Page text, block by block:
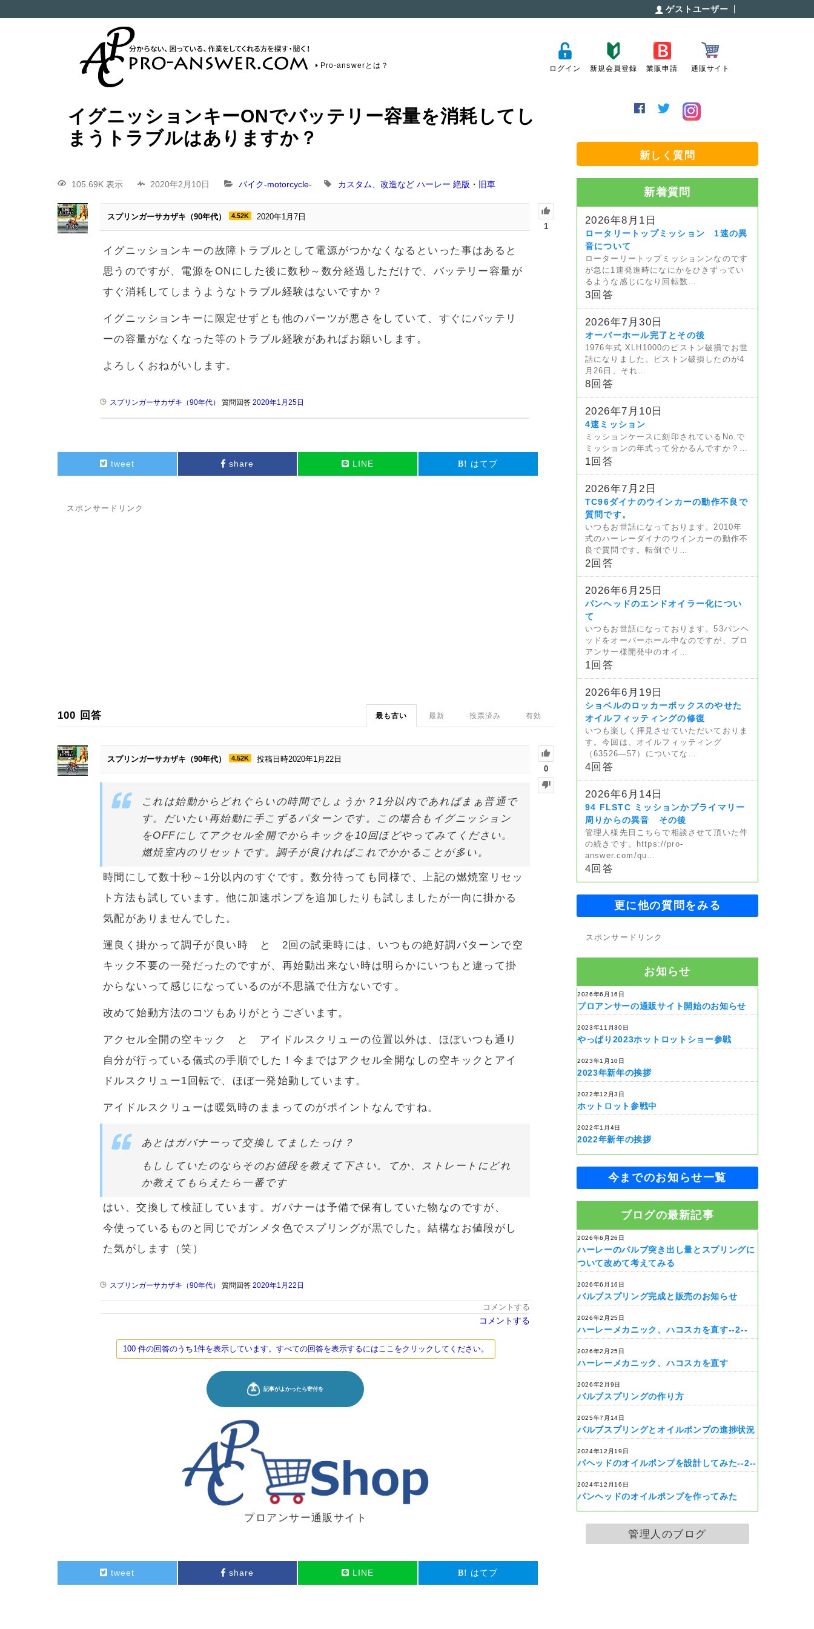
ゲストユーザー
Pro-answerとは？ ログイン 新規会員登録 業販申請 通販サイト
イグニッションキーONでバッテリー容量を消耗してし
まうトラブルはありますか？
105.69K 表示 2020年2月10日 バイク-motorcycle- カスタム、改造など ハーレー 絶版・旧車
1
スプリンガーサカザキ（90年代） 4.52K 2020年1月7日
イグニッションキーの故障トラブルとして電源がつかなくなるといった事はあると
思うのですが、電源をONにした後に数秒～数分経過しただけで、バッテリー容量が
すぐ消耗してしまうようなトラブル経験はないですか？
イグニッションキーに限定せずとも他のパーツが悪さをしていて、すぐにバッテリ
ーの容量がなくなった等のトラブル経験があればお願いします。
よろしくおねがいします。
スプリンガーサカザキ（90年代） 質問回答 2020年1月25日
tweet share LINE はてブ
スポンサードリンク
100 回答 有効
投票済み
最新
最も古い
0
スプリンガーサカザキ（90年代） 4.52K 投稿日時2020年1月22日
これは始動からどれぐらいの時間でしょうか？1分以内であればまぁ普通で
す。だいたい再始動に手こずるパターンです。この場合もイグニッション
をOFFにしてアクセル全開でからキックを10回ほどやってみてください。
燃焼室内のリセットです。調子が良ければこれでかかることが多い。
時間にして数十秒～1分以内のすぐです。数分待っても同様で、上記の燃焼室リセッ
ト方法も試しています。他に加速ポンプを追加したりも試しましたが一向に掛かる
気配がありませんでした。
運良く掛かって調子が良い時 と 2回の試乗時には、いつもの絶好調パターンで空
キック不要の一発だったのですが、再始動出来ない時は明らかにいつもと違って掛
からないって感じになっているのが不思議で仕方ないです。
改めて始動方法のコツもありがとうございます。
アクセル全開の空キック と アイドルスクリューの位置以外は、ほぼいつも通り
自分が行っている儀式の手順でした！今まではアクセル全開なしの空キックとアイ
ドルスクリュー1回転で、ほぼ一発始動しています。
アイドルスクリューは暖気時のままってのがポイントなんですね。
あとはガバナーって交換してましたっけ？
もししていたのならそのお値段を教えて下さい。てか、ストレートにどれ
か教えてもらえたら一番です
はい、交換して検証しています。ガバナーは予備で保有していた物なのですが、
今使っているものと同じでガンメタ色でスプリングが黒でした。結構なお値段がし
た気がします（笑）
スプリンガーサカザキ（90年代） 質問回答 2020年1月22日
コメントする
コメントする
100 件の回答のうち1件を表示しています。すべての回答を表示するにはここをクリックしてください。
プロアンサー通販サイト
tweet share LINE はてブ
新しく質問
新着質問
2026年8月1日
ロータリートップミッション 1速の異
音について
ローターリートップミッションンなのです
が急に1速発進時になにかをひきずってい
るような感じになり回転数…
3回答
2026年7月30日
オーバーホール完了とその後
1976年式 XLH1000のピストン破損でお世
話になりました。ピストン破損したのが4
月26日、それ…
8回答
2026年7月10日
4速ミッション
ミッションケースに刻印されているNo.で
ミッションの年式って分かるんですか？…
1回答
2026年7月2日
TC96ダイナのウインカーの動作不良で
質問です。
いつもお世話になっております。2010年
式のハーレーダイナのウインカーの動作不
良で質問です。転倒でリ…
2回答
2026年6月25日
パンヘッドのエンドオイラー化につい
て
いつもお世話になっております。53パンヘ
ッドをオーバーホール中なのですが、プロ
アンサー様開発中のオイ…
1回答
2026年6月19日
ショベルのロッカーボックスのやせた
オイルフィッティングの修復
いつも楽しく拝見させていただいておりま
す。今回は、オイルフィッティング
（63526—57）についてな…
4回答
2026年6月14日
94 FLSTC ミッションかプライマリー
周りからの異音 その後
管理人様先日こちらで相談させて頂いた件
の続きです。https://pro-
answer.com/qu…
4回答
更に他の質問をみる
スポンサードリンク
お知らせ
2026年6月16日
プロアンサーの通販サイト開始のお知らせ
2023年11月30日
やっぱり2023ホットロットショー参戦
2023年1月10日
2023年新年の挨拶
2022年12月3日
ホットロット参戦中
2022年1月4日
2022年新年の挨拶
今までのお知らせ一覧
ブログの最新記事
2026年6月26日
ハーレーのバルブ突き出し量とスプリングに
ついて改めて考えてみる
2026年6月16日
バルブスプリング完成と販売のお知らせ
2026年2月25日
ハーレーメカニック、ハコスカを直す--2--
2026年2月25日
ハーレーメカニック、ハコスカを直す
2026年2月9日
バルブスプリングの作り方
2025年7月14日
バルブスプリングとオイルポンプの進捗状況
2024年12月19日
パヘッドのオイルポンプを設計してみた--2--
2024年12月16日
パンヘッドのオイルポンプを作ってみた
管理人のブログ